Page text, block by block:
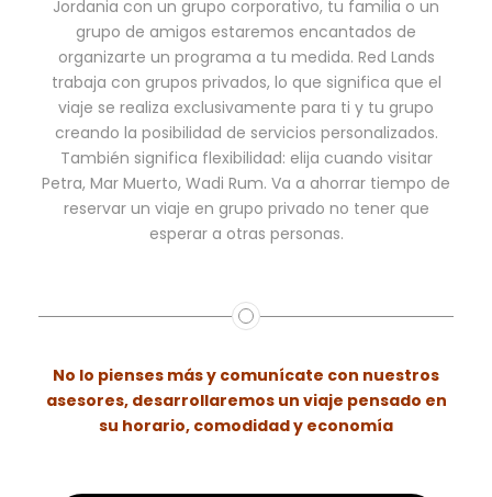
Jordania con un grupo corporativo, tu familia o un
grupo de amigos estaremos encantados de
organizarte un programa a tu medida. Red Lands
trabaja con grupos privados, lo que significa que el
viaje se realiza exclusivamente para ti y tu grupo
creando la posibilidad de servicios personalizados.
También significa flexibilidad: elija cuando visitar
Petra, Mar Muerto, Wadi Rum. Va a ahorrar tiempo de
reservar un viaje en grupo privado no tener que
esperar a otras personas.
No lo pienses más y comunícate con nuestros
asesores, desarrollaremos un viaje pensado en
su horario, comodidad y economía